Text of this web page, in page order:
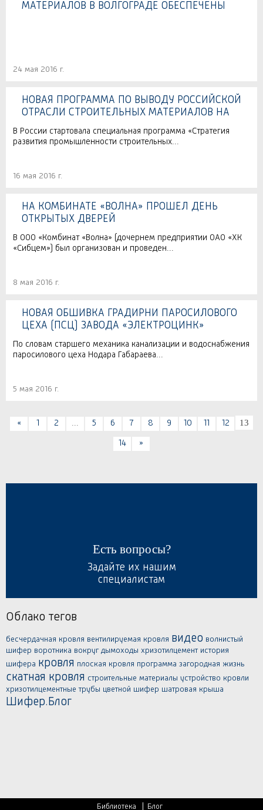
МАТЕРИАЛОВ В ВОЛГОГРАДЕ ОБЕСПЕЧЕНЫ
24 мая 2016 г.
НОВАЯ ПРОГРАММА ПО ВЫВОДУ РОССИЙСКОЙ
ОТРАСЛИ СТРОИТЕЛЬНЫХ МАТЕРИАЛОВ НА
В России стартовала специальная программа «Стратегия
развития промышленности строительных...
16 мая 2016 г.
НА КОМБИНАТЕ «ВОЛНА» ПРОШЕЛ ДЕНЬ
ОТКРЫТЫХ ДВЕРЕЙ
В ООО «Комбинат «Волна» (дочернем предприятии ОАО «ХК
«Сибцем») был организован и проведен...
8 мая 2016 г.
НОВАЯ ОБШИВКА ГРАДИРНИ ПАРОСИЛОВОГО
ЦЕХА (ПСЦ) ЗАВОДА «ЭЛЕКТРОЦИНК»
По словам старшего механика канализации и водоснабжения
паросилового цеха Нодара Габараева...
5 мая 2016 г.
« 1 2 ... 5 6 7 8 9 10 11 12 13
14 »
Есть вопросы?
Задайте их нашим
специалистам
Облако тегов
бесчердачная кровля вентилируемая кровля видео волнистый
шифер воротника вокруг дымоходы хризотилцемент история
шифера кровля плоская кровля программа загородная жизнь
скатная кровля строительные материалы устройство кровли
хризотилцементные трубы цветной шифер шатровая крыша
Шифер.Блог
Библиотека Блог